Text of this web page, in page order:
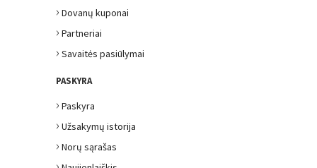
› Dovanų kuponai
› Partneriai
› Savaitės pasiūlymai
PASKYRA
› Paskyra
› Užsakymų istorija
› Norų sąrašas